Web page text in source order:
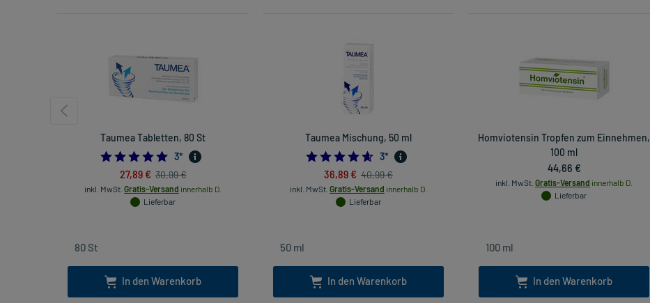
Taumea Tabletten, 80 St
5.0
3*
27,89 € 30,99 €
inkl. MwSt. Gratis-Versand innerhalb D.
Lieferbar
In den Warenkorb
Taumea Mischung, 50 ml
4.666666666666667
3*
36,89 € 40,99 €
inkl. MwSt. Gratis-Versand innerhalb D.
Lieferbar
In den Warenkorb
Homviotensin Tropfen zum Einnehmen,
100 ml
44,66 €
inkl. MwSt. Gratis-Versand innerhalb D.
Lieferbar
In den Warenkorb